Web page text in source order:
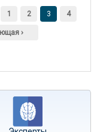
1 2 3 4
›